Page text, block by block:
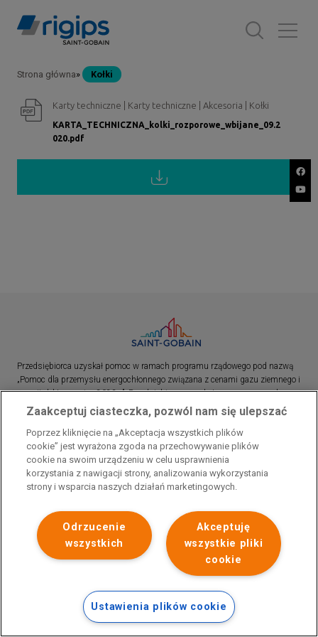
Ścieżka
nawigacyjna
Strona główna Kołki
Karty techniczne | Karty techniczne | Akcesoria | Kołki
KARTA_TECHNICZNA_kolki_rozporowe_wbijane_09.2
020.pdf
Polityka prywatności
Przedsiębiorca uzyskał pomoc w ramach programu rządowego pod nazwą
„Pomoc dla przemysłu energochłonnego związana z cenami gazu ziemnego i
energii elektrycznej w 2023 r.”. Przedsiębiorca uzyskał pomoc w ramach
programu rządowego pod nazwą: „Pomoc dla sektorów energochłonnych
związana z nagłymi wzrostami cen gazu ziemnego i energii elektrycznej w
2022 r.”
Zaakceptuj ciasteczka, pozwól nam się ulepszać
Poprzez kliknięcie na „Akceptacja wszystkich plików
cookie” jest wyrażona zgoda na przechowywanie plików
cookie na swoim urządzeniu w celu usprawnienia
korzystania z nawigacji strony, analizowania wykorzystania
strony i wsparcia naszych działań marketingowych.
Akceptuję
wszystkie pliki
cookie
Odrzucenie
wszystkich
Ustawienia plików cookie